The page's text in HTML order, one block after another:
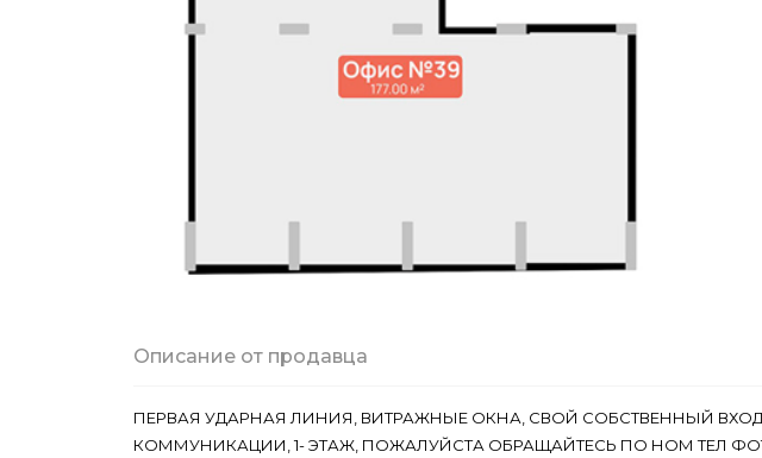
Описание от продавца
ПЕРВАЯ УДАРНАЯ ЛИНИЯ, ВИТРАЖНЫЕ ОКНА, СВОЙ СОБСТВЕННЫЙ
КОММУНИКАЦИИ, 1- ЭТАЖ, ПОЖАЛУЙСТА ОБРАЩАЙТЕСЬ ПО НОМ ТЕЛ